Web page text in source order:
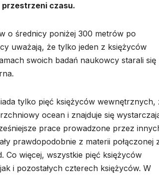
czasu.
o średnicy poniżej 300 metrów po
uważają, że tylko jeden z księżyców
swoich badań naukowcy starali się
tylko pięć księżyców wewnętrznych,
ocean i znajduje się
prace prowadzone przez
prawdopodobnie z materii połączonej
Co więcej, wszystkie pięć księżyców
i pozostałych czterech księżyców. W